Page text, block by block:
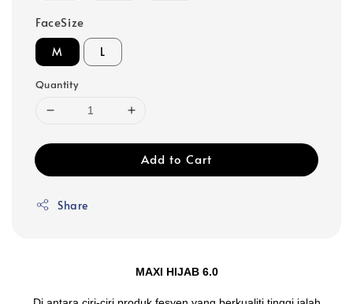
FaceSize
M L
Quantity
Add to Cart
Share
MAXI HIJAB 6.0